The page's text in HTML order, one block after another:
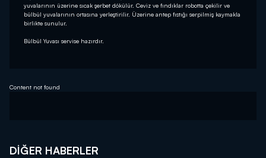
yuvalarının üzerine sıcak şerbet dökülür. Ceviz ve fındıklar robotta çekilir ve
bülbül yuvalarının ortasına yerleştirilir. Üzerine antep fıstığı serpilmiş kaymakla
birlikte sunulur.
Bülbül Yuvası servise hazırdır.
Content not found
DIĞER HABERLER